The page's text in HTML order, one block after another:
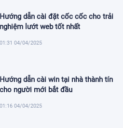
Hướng dẫn cài đặt cốc cốc cho trải
nghiệm lướt web tốt nhất
01:31 04/04/2025
Hướng dẫn cài win tại nhà thành tín
cho người mới bắt đầu
01:16 04/04/2025